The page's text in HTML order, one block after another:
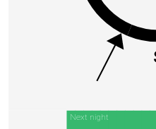
Next night